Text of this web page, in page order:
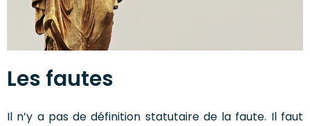
Les fautes
Il n’y a pas de définition statutaire de la faute. Il faut